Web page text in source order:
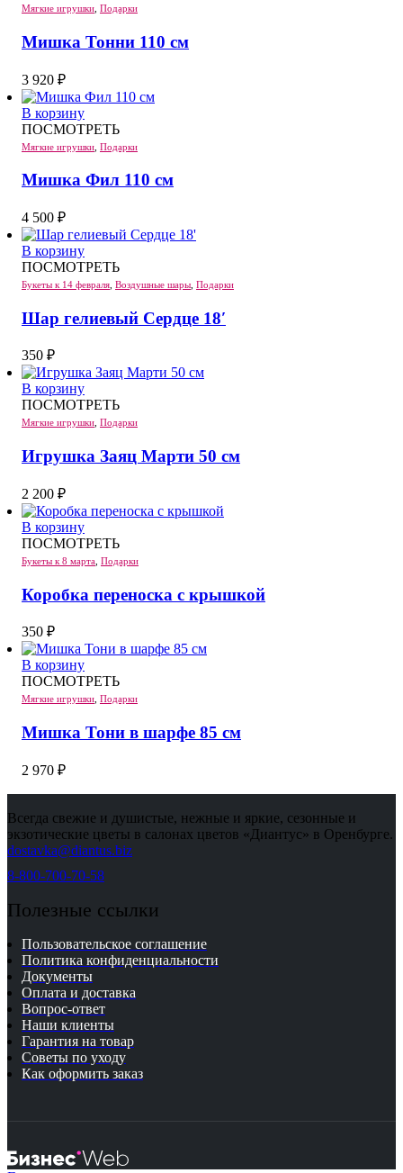
Мягкие игрушки Подарки
Мишка Тонни 110 см
3 920 ₽
В корзину
ПОСМОТРЕТЬ
Мягкие игрушки Подарки
Мишка Фил 110 см
4 500 ₽
В корзину
ПОСМОТРЕТЬ
Букеты к 14 февраля Воздушные шары Подарки
Шар гелиевый Сердце 18′
350 ₽
В корзину
ПОСМОТРЕТЬ
Мягкие игрушки, Подарки
Игрушка Заяц Марти 50 см
2 200 ₽
В корзину
ПОСМОТРЕТЬ
Букеты к 8 марта Подарки
Коробка переноска с крышкой
350 ₽
В корзину
ПОСМОТРЕТЬ
Мягкие игрушки Подарки
Мишка Тони в шарфе 85 см
2 970 ₽
Всегда свежие и душистые, нежные и яркие, сезонные и
экзотические цветы в салонах цветов «Диантус» в Оренбурге.
dostavka@diantus.biz
8-800-700-70-58
Полезные ссылки
Пользовательское соглашение
Политика конфиденциальности
Документы
Оплата и доставка
Вопрос-ответ
Наши клиенты
Гарантия на товар
Советы по уходу
Как оформить заказ